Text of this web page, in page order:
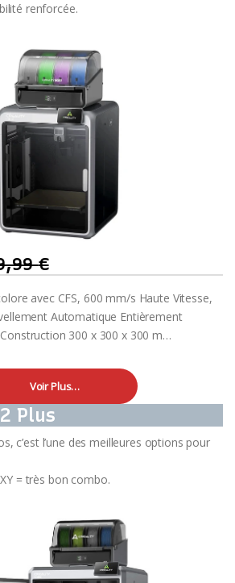
renforcée.
€
avec CFS, 600 mm/s Haute Vitesse,
Automatique Entièrement
300 x 300 x 300 m…
Voir Plus…
Plus
c’est l’une des meilleures options pour
= très bon combo.